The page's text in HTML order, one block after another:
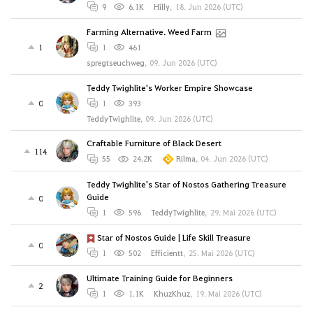
9 6.1K Hilly, 18. Jun 2026 (UTC)
1
Farming Alternative. Weed Farm
1
461
spregtseuchweg, 09. Jun 2026 (UTC)
0
Teddy Twighlite's Worker Empire Showcase
1
393
TeddyTwighlite, 09. Jun 2026 (UTC)
114
Craftable Furniture of Black Desert
55 24.2K Rilma, 04. Jun 2026 (UTC)
0
Teddy Twighlite's Star of Nostos Gathering Treasure
Guide
1 596 TeddyTwighlite, 29. Mai 2026 (UTC)
0
Star of Nostos Guide | Life Skill Treasure
1 502 Efficientt, 25. Mai 2026 (UTC)
2
Ultimate Training Guide for Beginners
1 1.1K KhuzKhuz, 19. Mai 2026 (UTC)